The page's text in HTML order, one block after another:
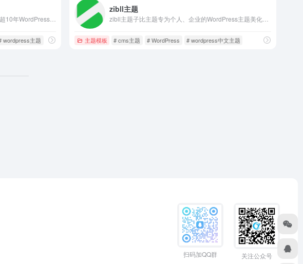
国内专业的WordPress主题开发团队，超10年WordPress开发经验，专注于为企业及个人开发WordPress主题、小程序等，并提供有保障的维护及售后，做高品质WordPress网站认准nicetheme®奈思主题。
wordpress主题
zibll主题
主题模板 # cms主题 # WordPress # wordpress中文主题
扫码加QQ群 关注公众号